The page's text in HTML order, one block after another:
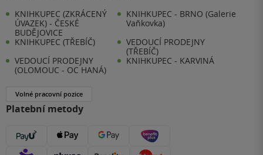
KNIHKUPEC (ZKRÁCENÝ
ÚVAZEK) - ČESKÉ
BUDĚJOVICE
KNIHKUPEC - BRNO (Galerie
Vaňkovka)
KNIHKUPEC (TŘEBÍČ)
VEDOUCÍ PRODEJNY
(TŘEBÍČ)
VEDOUCÍ PRODEJNY
(OLOMOUC - OC HANÁ)
KNIHKUPEC - KARVINÁ
Volné pracovní pozice
Platební metody